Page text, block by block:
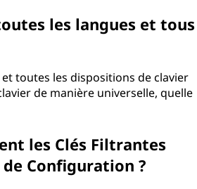
les langues et tous
toutes les dispositions de clavier
de manière universelle, quelle
les Clés Filtrantes
Configuration ?